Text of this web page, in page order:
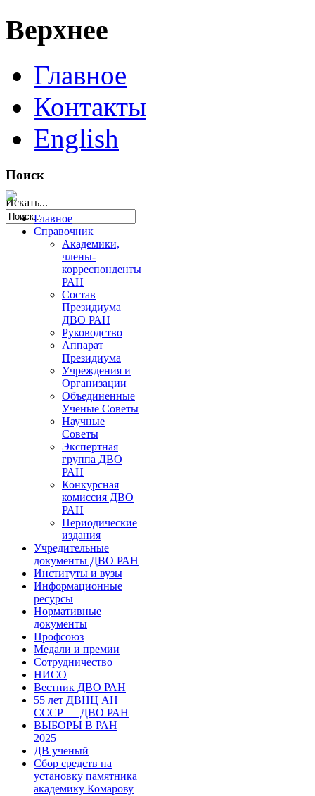
Верхнее
Главное
Контакты
English
Поиск
Искать...
Главное
Справочник
Академики,
члены-
корреспонденты
РАН
Состав
Президиума
ДВО РАН
Руководство
Аппарат
Президиума
Учреждения и
Организации
Объединенные
Ученые Советы
Научные
Советы
Экспертная
группа ДВО
РАН
Конкурсная
комиссия ДВО
РАН
Периодические
издания
Учредительные
документы ДВО РАН
Институты и вузы
Информационные
ресурсы
Нормативные
документы
Профсоюз
Медали и премии
Сотрудничество
НИСО
Вестник ДВО РАН
55 лет ДВНЦ АН
СССР — ДВО РАН
ВЫБОРЫ В РАН
2025
ДВ ученый
Сбор средств на
установку памятника
академику Комарову